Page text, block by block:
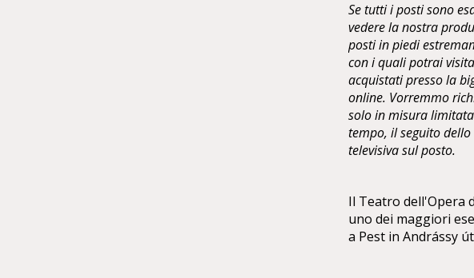
Se tutti i posti sono
vedere la nostra
posti in piedi
con i quali potrai
acquistati presso la
online. Vorremmo
solo in misura
tempo, il seguito
televisiva sul posto.
Il Teatro dell'Opera
uno dei maggiori
a Pest in Andrássy